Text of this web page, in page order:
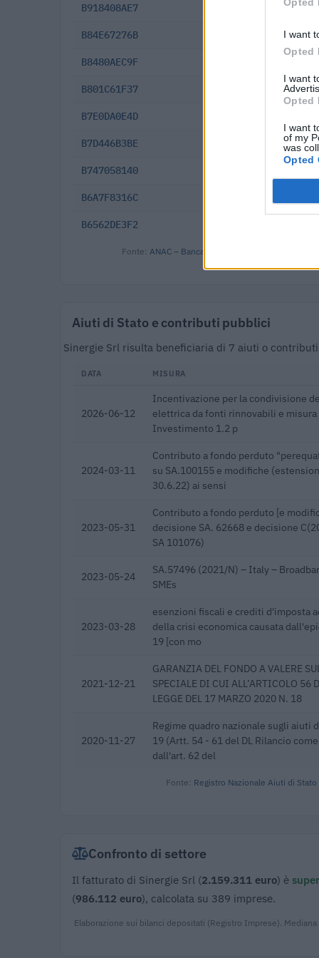
I want
Opted
I want
Opted
I want
of my
was
Opted
B918408AE7 2025-11-13
B84E67276B 2025-09-26
B8480AEC9F
B801C61F37 2025-09-02
B7E0DA0E4D
B7D446B3BE 2025-07-30
B747058140
B6A7F8316C
B6562DE3F2
Fonte: ANAC – Banca Dati Nazionale Contratti
Aiuti di Stato e contributi pubblici
Sinergie Srl risulta beneficiaria di 7 aiuti o
DATA MISURA
2026-06-12
Incentivazione per la condivisione
elettrica da fonti rinnovabili e misura
Investimento 1.2 p
2024-03-11
Contributo a fondo perduto
su SA.100155 e modifiche
30.6.22) ai sensi
2023-05-31
Contributo a fondo perduto [e
decisione SA. 62668 e decisione
SA 101076)
2023-05-24
SA.57496 (2021/N) – Italy –
SMEs
2023-03-28
esenzioni fiscali e crediti d'imposta
della crisi economica causata
19 [con mo
2021-12-21
GARANZIA DEL FONDO A VALERE
SPECIALE DI CUI ALL’ARTICOLO 56
LEGGE DEL 17 MARZO 2020 N. 18
2020-11-27
Regime quadro nazionale sugli aiuti
19 (Artt. 54 - 61 del DL Rilancio
dall'art. 62 del
Fonte: Registro Nazionale Aiuti di Stato
Confronto di settore
Il fatturato di Sinergie Srl (2.159.311 euro) è
(986.112 euro), calcolata su 389 imprese.
Elaborazione sui bilanci depositati (Registro Imprese). Mediana